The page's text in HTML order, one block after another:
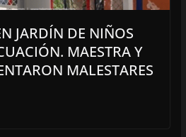
JARDÍN DE NIÑOS
MAESTRA Y
MALESTARES